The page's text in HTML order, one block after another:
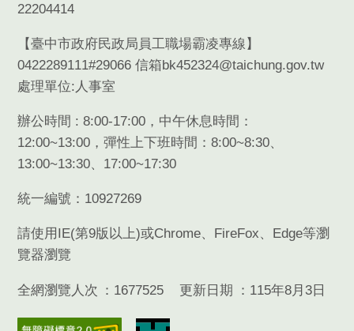
22204414
【臺中市政府民政局員工職場霸凌專線】
0422289111#29066 信箱bk452324@taichung.gov.tw
處理單位:人事室
辦公時間 : 8:00-17:00，中午休息時間：
12:00~13:00，彈性上下班時間：8:00~8:30、
13:00~13:30、17:00~17:30
統一編號：10927269
請使用 IE(第9版以上)或Chrome、 FireFox、 Edge等瀏
覽器瀏覽
全網瀏覽人次 1677525 更新日期 115年8月3日